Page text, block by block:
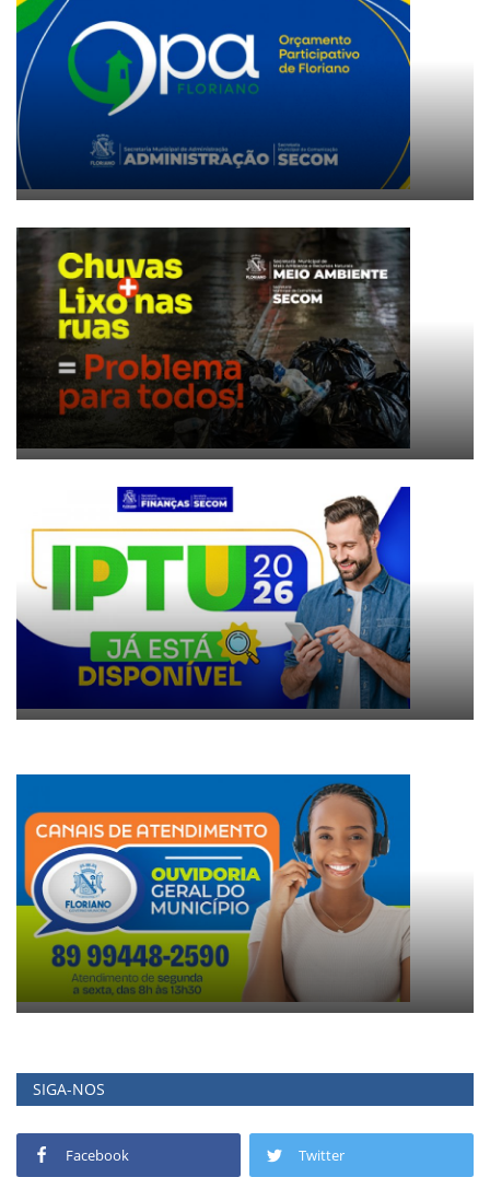
SIGA-NOS
Facebook Twitter